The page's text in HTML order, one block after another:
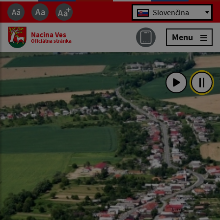
Jazyk Slovenčina
Nacina Ves
Oficiálna stránka Menu